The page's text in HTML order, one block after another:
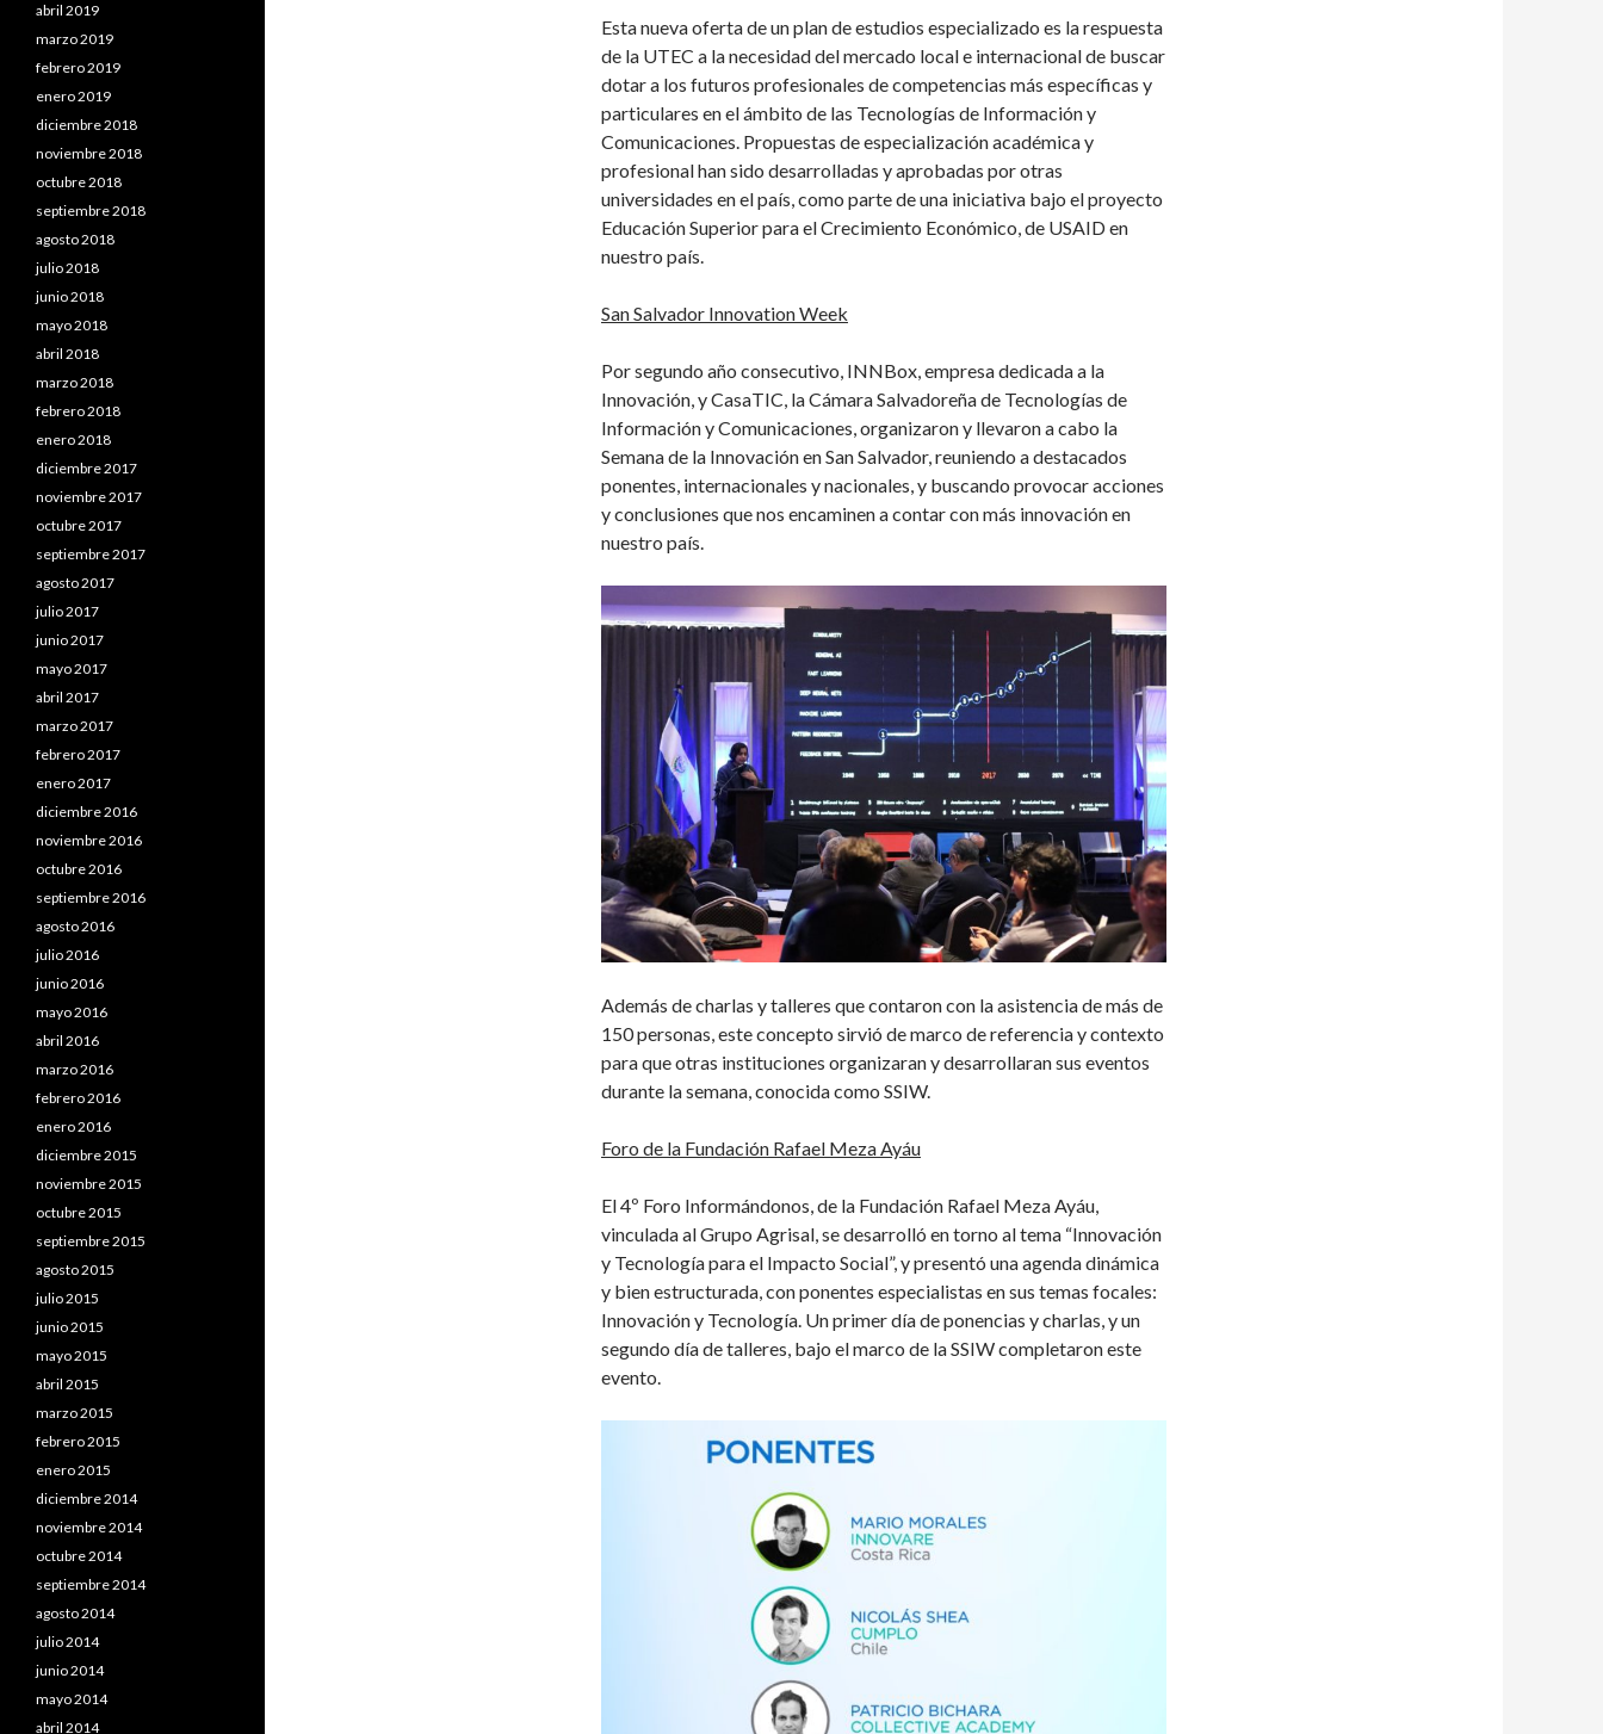
Esta nueva oferta de un plan de estudios especializado es la respuesta
de la UTEC a la necesidad del mercado local e internacional de buscar
dotar a los futuros profesionales de competencias más específicas y
particulares en el ámbito de las Tecnologías de Información y
Comunicaciones. Propuestas de especialización académica y
profesional han sido desarrolladas y aprobadas por otras
universidades en el país, como parte de una iniciativa bajo el proyecto
Educación Superior para el Crecimiento Económico, de USAID en
nuestro país.
San Salvador Innovation Week
Por segundo año consecutivo, INNBox, empresa dedicada a la
Innovación, y CasaTIC, la Cámara Salvadoreña de Tecnologías de
Información y Comunicaciones, organizaron y llevaron a cabo la
Semana de la Innovación en San Salvador, reuniendo a destacados
ponentes, internacionales y nacionales, y buscando provocar acciones
y conclusiones que nos encaminen a contar con más innovación en
nuestro país.
Además de charlas y talleres que contaron con la asistencia de más de
150 personas, este concepto sirvió de marco de referencia y contexto
para que otras instituciones organizaran y desarrollaran sus eventos
durante la semana, conocida como SSIW.
Foro de la Fundación Rafael Meza Ayáu
El 4º Foro Informándonos, de la Fundación Rafael Meza Ayáu,
vinculada al Grupo Agrisal, se desarrolló en torno al tema “Innovación
y Tecnología para el Impacto Social”, y presentó una agenda dinámica
y bien estructurada, con ponentes especialistas en sus temas focales:
Innovación y Tecnología. Un primer día de ponencias y charlas, y un
segundo día de talleres, bajo el marco de la SSIW completaron este
evento.
abril 2019
marzo 2019
febrero 2019
enero 2019
diciembre 2018
noviembre 2018
octubre 2018
septiembre 2018
agosto 2018
julio 2018
junio 2018
mayo 2018
abril 2018
marzo 2018
febrero 2018
enero 2018
diciembre 2017
noviembre 2017
octubre 2017
septiembre 2017
agosto 2017
julio 2017
junio 2017
mayo 2017
abril 2017
marzo 2017
febrero 2017
enero 2017
diciembre 2016
noviembre 2016
octubre 2016
septiembre 2016
agosto 2016
julio 2016
junio 2016
mayo 2016
abril 2016
marzo 2016
febrero 2016
enero 2016
diciembre 2015
noviembre 2015
octubre 2015
septiembre 2015
agosto 2015
julio 2015
junio 2015
mayo 2015
abril 2015
marzo 2015
febrero 2015
enero 2015
diciembre 2014
noviembre 2014
octubre 2014
septiembre 2014
agosto 2014
julio 2014
junio 2014
mayo 2014
abril 2014